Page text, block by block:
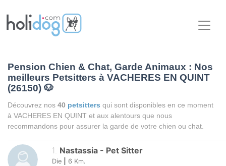
Pension Chien & Chat, Garde Animaux : Nos
meilleurs Petsitters à VACHERES EN QUINT
(26150) 🐶
Découvrez nos 40 petsitters qui sont disponibles en ce moment
à VACHERES EN QUINT et aux alentours que nous
recommandons pour assurer la garde de votre chien ou chat.
1. Nastassia - Pet Sitter
Die 6 Km.